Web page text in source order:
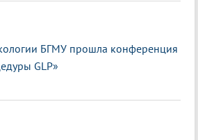
БГМУ прошла конференция
GLP»